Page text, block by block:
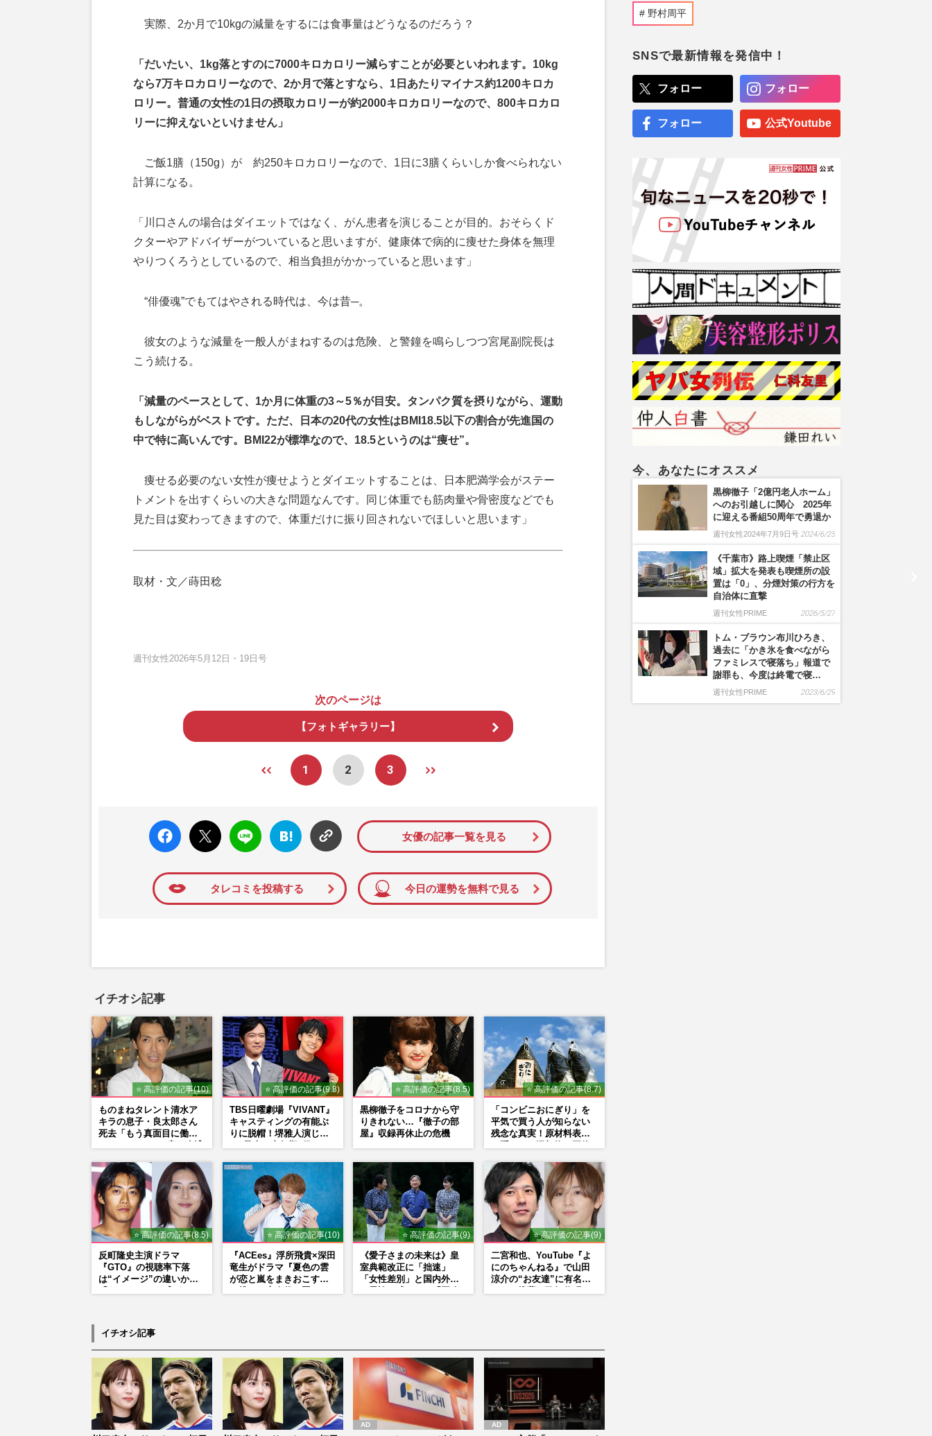
実際、2か月で10kgの減量をするには食事量はどうなるのだろう？
「だいたい、1kg落とすのに7000キロカロリー減らすことが必要といわれます。10kg
なら7万キロカロリーなので、2か月で落とすなら、1日あたりマイナス約1200キロカ
ロリー。普通の女性の1日の摂取カロリーが約2000キロカロリーなので、800キロカロ
リーに抑えないといけません」
ご飯1膳（150g）が 約250キロカロリーなので、1日に3膳くらいしか食べられない
計算になる。
「川口さんの場合はダイエットではなく、がん患者を演じることが目的。おそらくド
クターやアドバイザーがついていると思いますが、健康体で病的に痩せた身体を無理
やりつくろうとしているので、相当負担がかかっていると思います」
“俳優魂”でもてはやされる時代は、今は昔─。
彼女のような減量を一般人がまねするのは危険、と警鐘を鳴らしつつ宮尾副院長は
こう続ける。
「減量のペースとして、1か月に体重の3～5％が目安。タンパク質を摂りながら、運動
もしながらがベストです。ただ、日本の20代の女性はBMI18.5以下の割合が先進国の
中で特に高いんです。BMI22が標準なので、18.5というのは“痩せ”。
痩せる必要のない女性が痩せようとダイエットすることは、日本肥満学会がステー
トメントを出すくらいの大きな問題なんです。同じ体重でも筋肉量や骨密度などでも
見た目は変わってきますので、体重だけに振り回されないでほしいと思います」
取材・文／蒔田稔
週刊女性2026年5月12日・19日号
次のページは
【フォトギャラリー】
1 2 3
faceboo
k いい
ね
X ポス
ト
LINE
はてな
ブック
マーク
女優の記事一覧を見る
タレコミを投稿する 今日の運勢を無料で見る
イチオシ記事
⭐ 高評価の記事(10)
ものまねタレント清水ア
キラの息子・良太郎さん
死去「もう真面目に働い
乱に満ちた37年”
⭐ 高評価の記事(9.8)
TBS日曜劇場『VIVANT』
キャスティングの有能ぶ
りに脱帽！堺雅人演じ
Mr.Children桜井和寿のバ
ンドマン長男・櫻井海音
だった
⭐ 高評価の記事(8.5)
黒柳徹子をコロナから守
りきれない…『徹子の部
屋』収録再休止の危機
⭐ 高評価の記事(8.7)
「コンビニおにぎり」を
平気で買う人が知らない
残念な真実！原材料表示
⭐ 高評価の記事(8.5)
反町隆史主演ドラマ
『GTO』の視聴率下落
は“イメージ”の違いか
⭐ 高評価の記事(10)
『ACEes』浮所飛貴×深田
竜生がドラマ『夏色の雲
が恋と嵐をまきおこす』
⭐ 高評価の記事(9)
《愛子さまの未来は》皇
室典範改正に「拙速」
「女性差別」と国内外か
⭐ 高評価の記事(9)
二宮和也、YouTube『よ
にのちゃんねる』で山田
涼介の“お友達”に有名ホ
イチオシ記事
野村周平
SNSで最新情報を発信中！
フォロー フォロー
フォロー 公式Youtube
今、あなたにオススメ
黒柳徹子「2億円老人ホーム」
へのお引越しに関心 2025年
に迎える番組50周年で勇退か
週刊女性2024年7月9日号 2024/6/25
《千葉市》路上喫煙「禁止区
域」拡大を発表も喫煙所の設
置は「0」、分煙対策の行方を
自治体に直撃
週刊女性PRIME 2026/5/27
トム・ブラウン布川ひろき、
過去に「かき氷を食べながら
ファミレスで寝落ち」報道で
謝罪も、今度は終電で寝…
週刊女性PRIME 2023/6/29